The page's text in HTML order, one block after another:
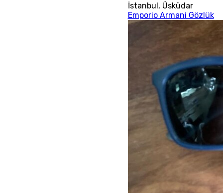
İstanbul, Üsküdar
Emporio Armani Gözlük